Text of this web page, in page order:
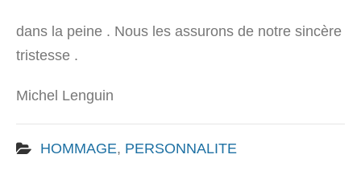
dans la peine . Nous les assurons de notre sincère
tristesse .
Michel Lenguin
HOMMAGE, PERSONNALITE